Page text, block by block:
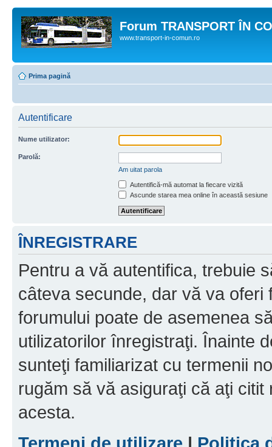
Forum TRANSPORT ÎN
www.transport-in-comun.ro
Prima pagină
Autentificare
Nume utilizator:
Parolă:
Am uitat parola
Autentifică-mă automat la fiecare vizită
Ascunde starea mea online în această sesiune
ÎNREGISTRARE
Pentru a vă autentifica, trebuie
câteva secunde, dar vă va oferi
forumului poate de asemenea
utilizatorilor înregistraţi. Înainte
sunteţi familiarizat cu termenii
rugăm să vă asiguraţi că aţi
acesta.
Termeni de utilizare | Politica